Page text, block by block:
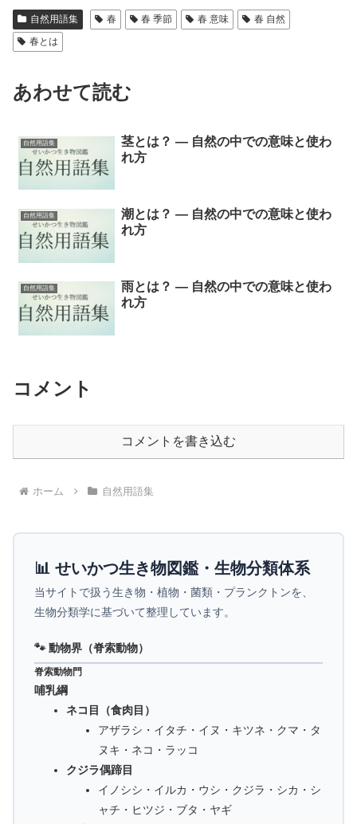
自然用語集 春 春 季節 春 意味
春 自然
春とは
あわせて読む
自然用語集
茎とは？ ― 自然の中での意味と使わ
れ方
自然用語集
潮とは？ ― 自然の中での意味と使わ
れ方
自然用語集
雨とは？ ― 自然の中での意味と使わ
れ方
コメント
コメントを書き込む
ホーム 自然用語集
📊 せいかつ生き物図鑑・生物分類体系
当サイトで扱う生き物・植物・菌類・プランクトンを、
生物分類学に基づいて整理しています。
🐾 動物界（脊索動物）
脊索動物門
哺乳綱
ネコ目（食肉目）
アザラシ・イタチ・イヌ・キツネ・クマ・タ
ヌキ・ネコ・ラッコ
クジラ偶蹄目
イノシシ・イルカ・ウシ・クジラ・シカ・シ
ャチ・ヒツジ・ブタ・ヤギ